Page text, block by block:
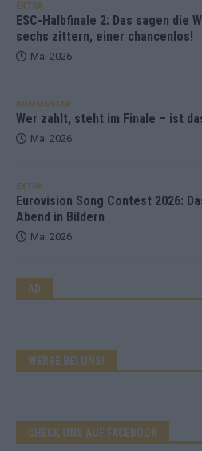
EXTRA
ESC-Halbfinale 2: Das sagen die
sechs zittern, einer chancenlos!
Mai 2026
KOMMENTAR
Wer zahlt, steht im Finale – ist
Mai 2026
EXTRA
Eurovision Song Contest 2026:
Abend in Bildern
Mai 2026
AD
WERBE BEI UNS!
CHECK UNS AUF FACEBOOK